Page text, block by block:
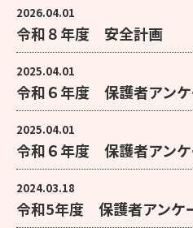
2026.04.01
令和８年度 安全計画
2025.04.01
令和６年度 保護者アン
2025.04.01
令和６年度 保護者アン
2024.03.18
令和5年度 保護者アン